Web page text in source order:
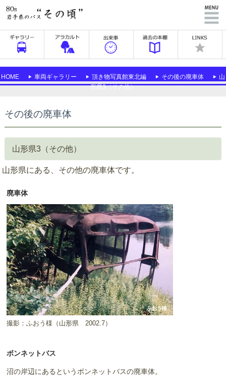
HOME 車両ギャラリー 頂き物写真館東北編 その後の廃車体
山
形県3（その他）
その後の廃車体
山形県3（その他）
山形県にある、その他の廃車体です。
廃車体
撮影：ふおう様（山形県 2002.7）
ボンネットバス
沼の岸辺にあるというボンネットバスの廃車体。